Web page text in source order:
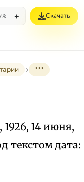
+ Скачать
***
1926, 14 июня,
текстом дата: